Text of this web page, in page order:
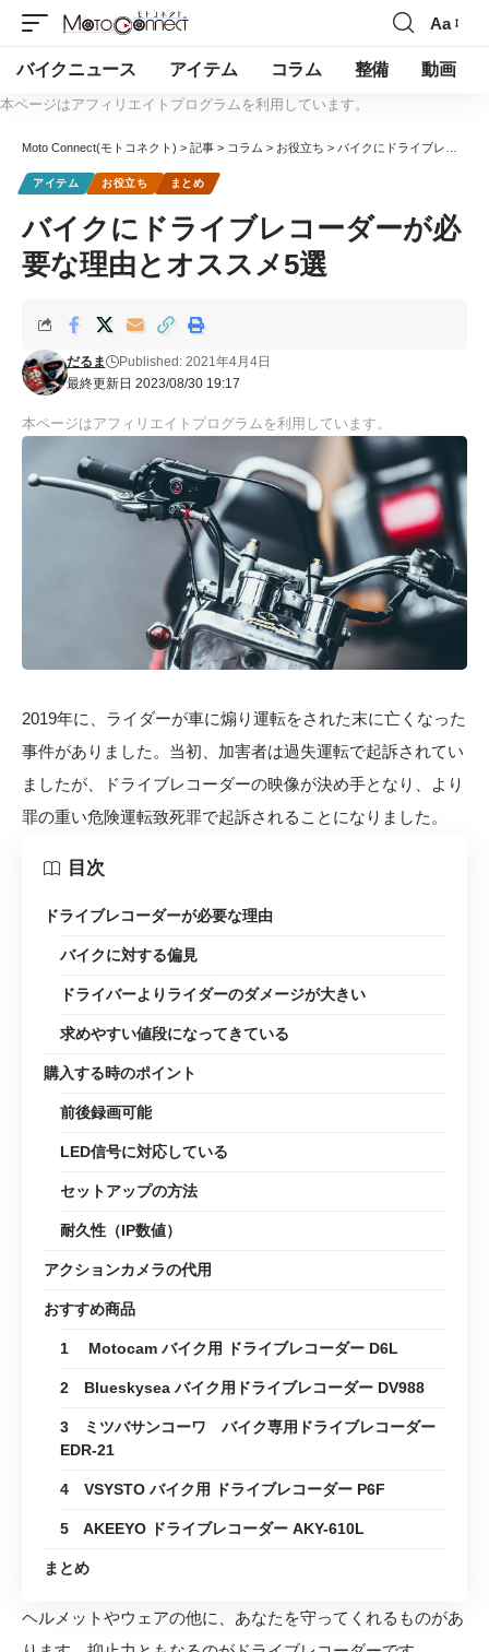
Aa
バイクニュース アイテム コラム 整備 動画
本ページはアフィリエイトプログラムを利用しています。
Moto Connect(モトコネクト) > 記事 > コラム > お役立ち > バイクにドライブレコーダーが必要な理由とオススメ5選
アイテム お役立ち まとめ
バイクにドライブレコーダーが必
要な理由とオススメ5選
最終更新日 2023/08/30 19:17
だるま Published: 2021年4月4日
本ページはアフィリエイトプログラムを利用しています。
2019年に、ライダーが車に煽り運転をされた末に亡くなった
事件がありました。当初、加害者は過失運転で起訴されてい
ましたが、ドライブレコーダーの映像が決め手となり、より
罪の重い危険運転致死罪で起訴されることになりました。
目次
ドライブレコーダーが必要な理由
バイクに対する偏見
ドライバーよりライダーのダメージが大きい
求めやすい値段になってきている
購入する時のポイント
前後録画可能
LED信号に対応している
セットアップの方法
耐久性（IP数値）
アクションカメラの代用
おすすめ商品
1 Motocam バイク用 ドライブレコーダー D6L
2 Blueskysea バイク用ドライブレコーダー DV988
3 ミツバサンコーワ バイク専用ドライブレコーダー
EDR-21
4 VSYSTO バイク用 ドライブレコーダー P6F
5 AKEEYO ドライブレコーダー AKY-610L
まとめ
ヘルメットやウェアの他に、あなたを守ってくれるものがあ